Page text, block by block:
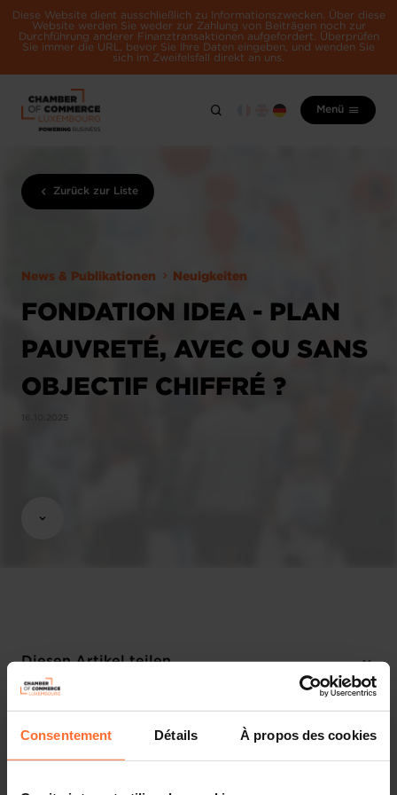
Consentement Détails À propos des cookies
Diese Website dient ausschließlich zu Informationszwecken. Über diese
Website werden Sie weder zur Zahlung von Beiträgen noch zur
Durchführung anderer Finanztransaktionen aufgefordert. Überprüfen
Sie immer die URL, bevor Sie Ihre Daten eingeben, und wenden Sie
sich im Zweifelsfall direkt an uns.
Menü
Zurück zur Liste
News & Publikationen Neuigkeiten
FONDATION IDEA - PLAN
PAUVRETÉ, AVEC OU SANS
OBJECTIF CHIFFRÉ ?
16.10.2025
Diesen Artikel teilen